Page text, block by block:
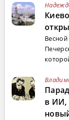
Весной
в ИИ,